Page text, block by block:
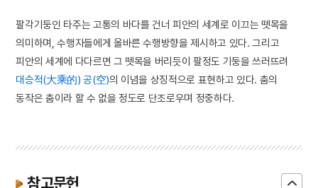
팔각기둥인 타주는 고통의 바다를 건너 피안의 세계로 이끄는 뗏목을
의미하며, 수행자들에게 올바른 수행방향을 제시하고 있다. 그리고
피안의 세계에 다다르면 그 뗏목을 버리듯이 팔정도 기둥을 쓰러뜨려
대승적(大乘的) 공(空)의 이념을 상징적으로 표현하고 있다. 춤의
동작은 춤이라 할 수 없을 정도로 단조로우며 정중하다.
참고문헌